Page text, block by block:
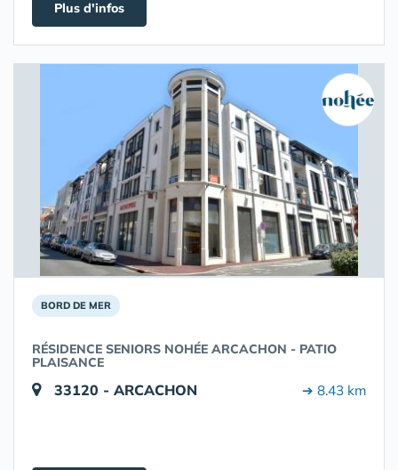
Plus d'infos
BORD DE MER
RÉSIDENCE SENIORS NOHÉE ARCACHON - PATIO
PLAISANCE
33120 - ARCACHON ➔ 8.43 km